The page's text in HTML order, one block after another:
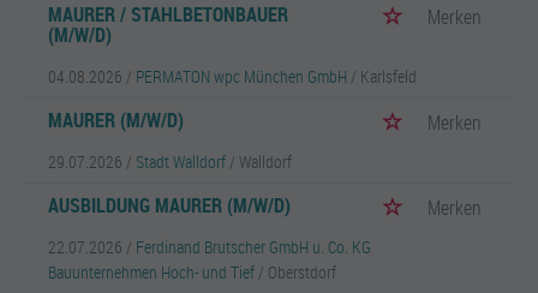
MAURER / STAHLBETONBAUER
(M/W/D)
Merken
04.08.2026 / PERMATON wpc München GmbH / Karlsfeld
MAURER (M/W/D) Merken
29.07.2026 / Stadt Walldorf / Walldorf
AUSBILDUNG MAURER (M/W/D) Merken
22.07.2026 / Ferdinand Brutscher GmbH u. Co. KG
Bauunternehmen Hoch- und Tief / Oberstdorf